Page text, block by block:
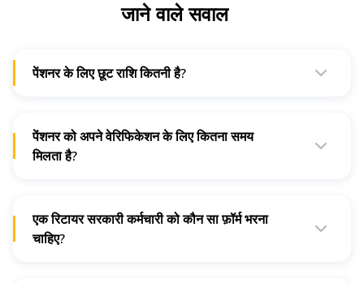
जाने वाले सवाल
पेंशनर के लिए छूट राशि कितनी है?
होता है।
पेंशनर को अपने वेरिफिकेशन के लिए कितना समय
मिलता है?
[स्रोत]
एक रिटायर सरकारी कर्मचारी को कौन सा फ़ॉर्म भरना
चाहिए?